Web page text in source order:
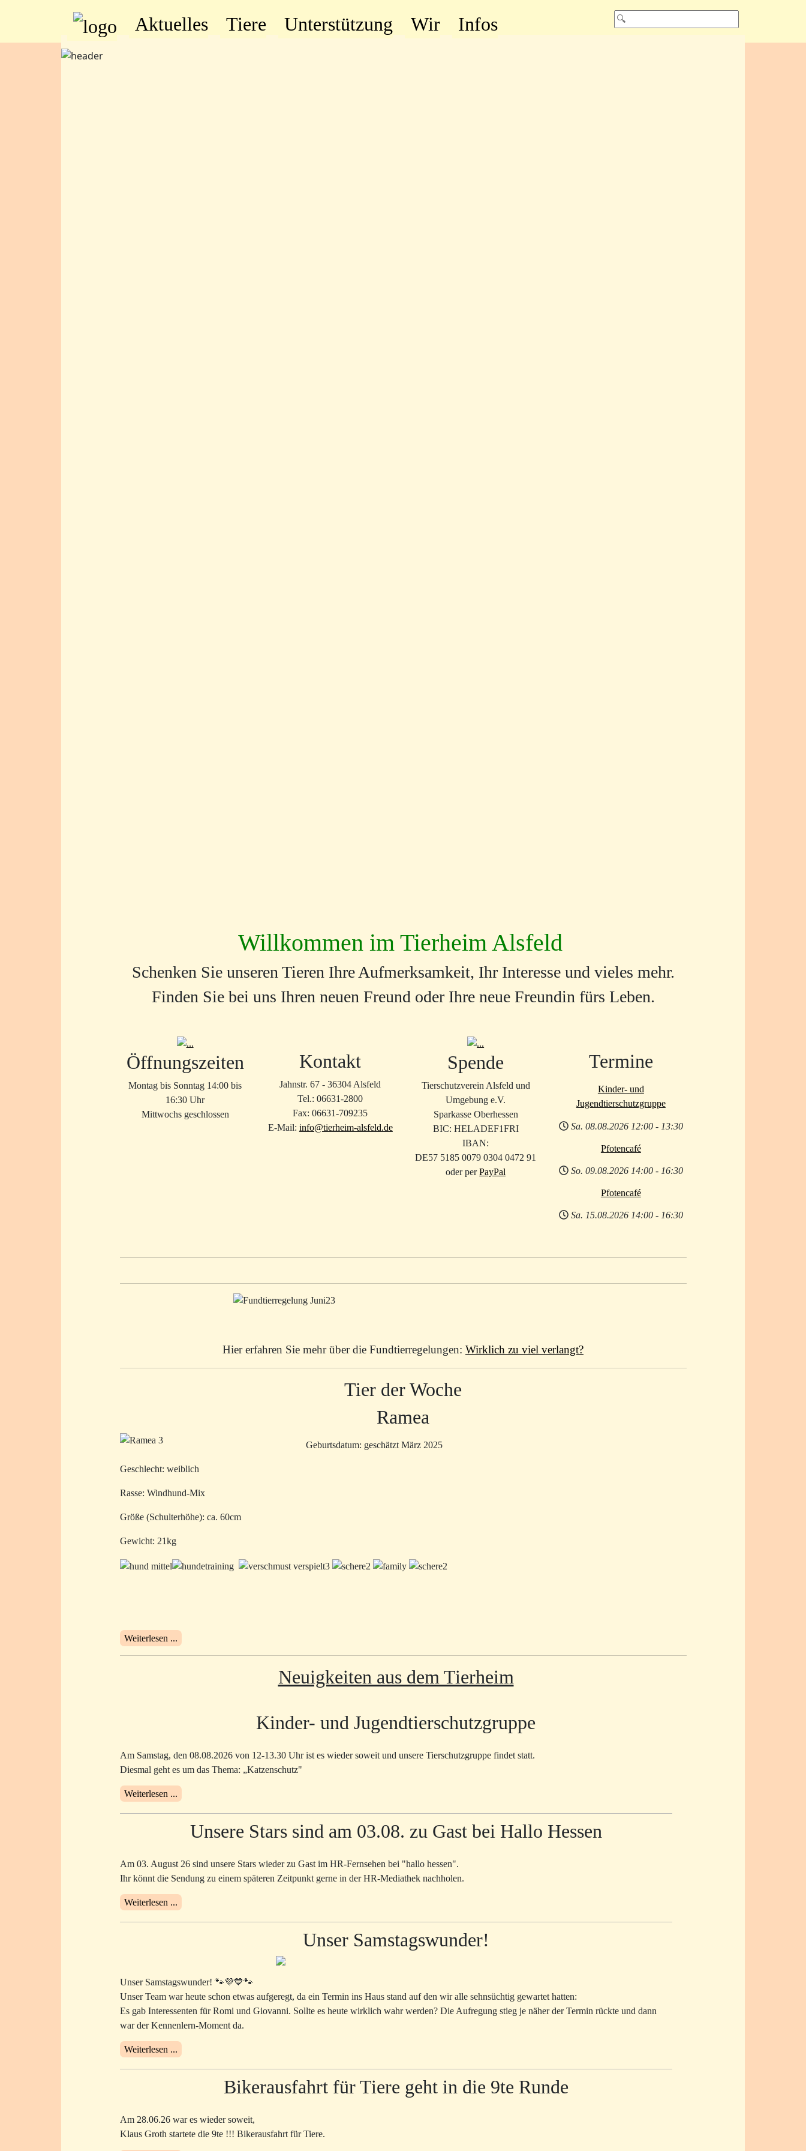
Aktuelles Tiere Unterstützung Wir Infos
Willkommen im Tierheim Alsfeld
Schenken Sie unseren Tieren Ihre Aufmerksamkeit, Ihr Interesse und vieles mehr.
Finden Sie bei uns Ihren neuen Freund oder Ihre neue Freundin fürs Leben.
Öffnungs­zeiten
Montag bis Sonntag 14:00 bis
16:30 Uhr
Mittwochs geschlossen
Kontakt
Jahnstr. 67 - 36304 Alsfeld
Tel.: 06631-2800
Fax: 06631-709235
E-Mail: info@tierheim-alsfeld.de
Spende
Tierschutzverein Alsfeld und
Umgebung e.V.
Sparkasse Oberhessen
BIC: HELADEF1FRI
IBAN:
DE57 5185­ 0079 0304 0472 91
oder perPayPal
Termine
Kinder- und
Jugendtierschutzgruppe
Sa. 08.08.2026 12:00 - 13:30
Pfotencafé
So. 09.08.2026 14:00 - 16:30
Pfotencafé
Sa. 15.08.2026 14:00 - 16:30
Hier erfahren Sie mehr über die Fundtierregelungen: Wirklich zu viel verlangt?
Tier der Woche
Ramea
Geburtsdatum: geschätzt März 2025
Geschlecht: weiblich
Rasse: Windhund-Mix
Größe (Schulterhöhe): ca. 60cm
Gewicht: 21kg
Weiterlesen ...
Neuigkeiten aus dem Tierheim
Kinder- und Jugendtierschutzgruppe
Am Samstag, den 08.08.2026 von 12-13.30 Uhr ist es wieder soweit und unsere Tierschutzgruppe findet statt.
Diesmal geht es um das Thema: „Katzenschutz"
Weiterlesen ...
Unsere Stars sind am 03.08. zu Gast bei Hallo Hessen
Am 03. August 26 sind unsere Stars wieder zu Gast im HR-Fernsehen bei "hallo hessen".
Ihr könnt die Sendung zu einem späteren Zeitpunkt gerne in der HR-Mediathek nachholen.
Weiterlesen ...
Unser Samstagswunder!
Unser Samstagswunder! 🐾💜💙🐾
Unser Team war heute schon etwas aufgeregt, da ein Termin ins Haus stand auf den wir alle sehnsüchtig gewartet hatten:
Es gab Interessenten für Romi und Giovanni. Sollte es heute wirklich wahr werden? Die Aufregung stieg je näher der Termin rückte und dann
war der Kennenlern-Moment da.
Weiterlesen ...
Bikerausfahrt für Tiere geht in die 9te Runde
Am 28.06.26 war es wieder soweit,
Klaus Groth startete die 9te !!! Bikerausfahrt für Tiere.